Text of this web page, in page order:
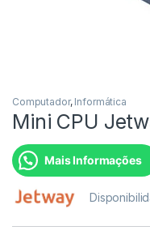
Computador, Informática
Mini CPU
Mais Informações